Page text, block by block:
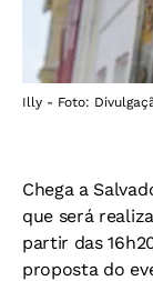
Illy - Foto:
Chega a
que será
partir das
proposta do